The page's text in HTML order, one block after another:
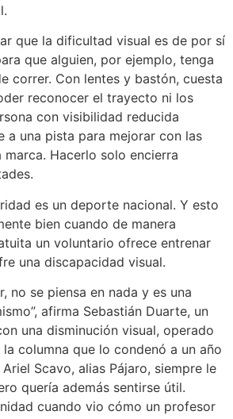
que la dificultad visual es de por sí
que alguien, por ejemplo, tenga
correr. Con lentes y bastón, cuesta
reconocer el trayecto ni los
con visibilidad reducida
a una pista para mejorar con las
Hacerlo solo encierra
es un deporte nacional. Y esto
bien cuando de manera
un voluntario ofrece entrenar
una discapacidad visual.
no se piensa en nada y es una
afirma Sebastián Duarte, un
una disminución visual, operado
columna que lo condenó a un año
Scavo, alias Pájaro, siempre le
quería además sentirse útil.
cuando vio cómo un profesor